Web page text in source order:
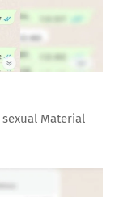
Material